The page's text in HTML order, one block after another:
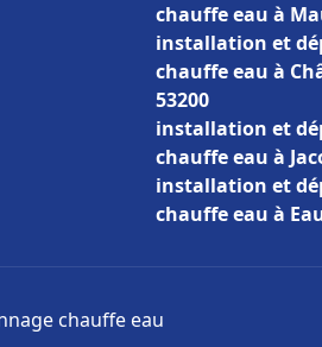
chauffe eau à
installation et
chauffe eau à
53200
installation et
chauffe eau à
installation et
chauffe eau à
chauffe eau